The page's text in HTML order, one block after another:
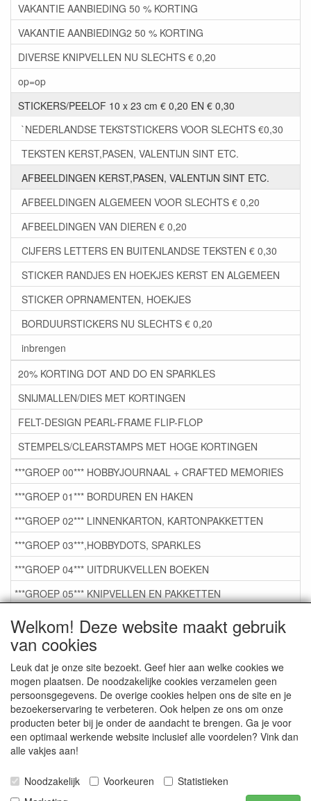
Welkom! Deze website maakt gebruik
van cookies
Leuk dat je onze site bezoekt. Geef hier aan welke cookies we
mogen plaatsen. De noodzakelijke cookies verzamelen geen
persoonsgegevens. De overige cookies helpen ons de site en je
bezoekerservaring te verbeteren. Ook helpen ze ons om onze
producten beter bij je onder de aandacht te brengen. Ga je voor
een optimaal werkende website inclusief alle voordelen? Vink dan
alle vakjes aan!
Noodzakelijk Voorkeuren
Statistieken
VAKANTIE AANBIEDING 50 % KORTING
VAKANTIE AANBIEDING2 50 % KORTING
DIVERSE KNIPVELLEN NU SLECHTS € 0,20
op=op
STICKERS/PEELOF 10 x 23 cm € 0,20 EN € 0,30
`NEDERLANDSE TEKSTSTICKERS VOOR SLECHTS €0,30
TEKSTEN KERST,PASEN, VALENTIJN SINT ETC.
AFBEELDINGEN KERST,PASEN, VALENTIJN SINT ETC.
AFBEELDINGEN ALGEMEEN VOOR SLECHTS € 0,20
AFBEELDINGEN VAN DIEREN € 0,20
CIJFERS LETTERS EN BUITENLANDSE TEKSTEN € 0,30
STICKER RANDJES EN HOEKJES KERST EN ALGEMEEN
STICKER OPRNAMENTEN, HOEKJES
BORDUURSTICKERS NU SLECHTS € 0,20
inbrengen
20% KORTING DOT AND DO EN SPARKLES
SNIJMALLEN/DIES MET KORTINGEN
FELT-DESIGN PEARL-FRAME FLIP-FLOP
STEMPELS/CLEARSTAMPS MET HOGE KORTINGEN
***GROEP 00*** HOBBYJOURNAAL + CRAFTED MEMORIES
***GROEP 01*** BORDUREN EN HAKEN
***GROEP 02*** LINNENKARTON, KARTONPAKKETTEN
***GROEP 03***,HOBBYDOTS, SPARKLES
***GROEP 04*** UITDRUKVELLEN BOEKEN
***GROEP 05*** KNIPVELLEN EN PAKKETTEN
***GROEP 06*** TAPE/LIJM SNIJMALLEN STEMPELS
***GROEP 07*** KAARTEN +SCRAP TOEBEHOREN
***GROEP 08*** TEKENEN EN KLEUREN, GELPEN,MARKER
***GROEP 09*** KRALEN EN TOEBEHOREN
***GROEP 10*** WENSKAARTEN MET ENV. €0,75
Service
Artikelgroepen